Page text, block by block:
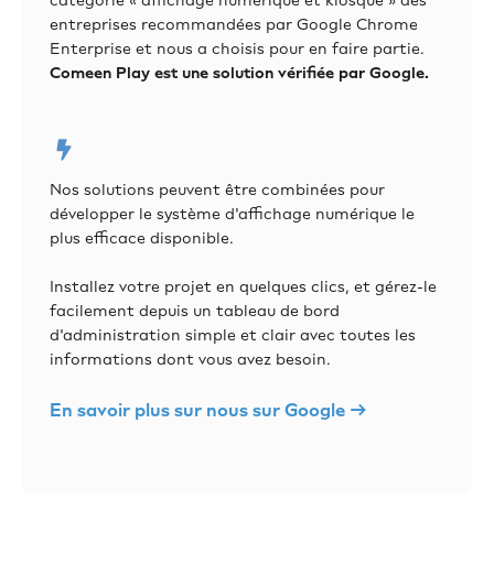
entreprises recommandées par Google Chrome
Enterprise et nous a choisis pour en faire partie.
Comeen Play est une solution vérifiée par Google.
Nos solutions peuvent être combinées pour
développer le système d'affichage numérique le
plus efficace disponible.
Installez votre projet en quelques clics, et gérez-le
facilement depuis un tableau de bord
d'administration simple et clair avec toutes les
informations dont vous avez besoin.
En savoir plus sur nous sur Google →